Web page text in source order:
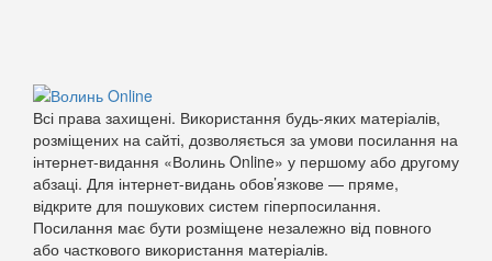
Всі права захищені. Використання будь-яких матеріалів,
розміщених на сайті, дозволяється за умови посилання на
інтернет-видання «Волинь Online» у першому або другому
абзаці. Для інтернет-видань обов’язкове — пряме,
відкрите для пошукових систем гіперпосилання.
Посилання має бути розміщене незалежно від повного
або часткового використання матеріалів.